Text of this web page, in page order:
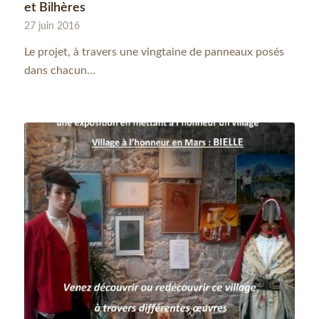
et Bilhères
27 juin 2016
Le projet, à travers une vingtaine de panneaux posés
dans chacun…